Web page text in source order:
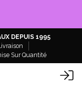
DEPUIS 1995
Sur Quantité